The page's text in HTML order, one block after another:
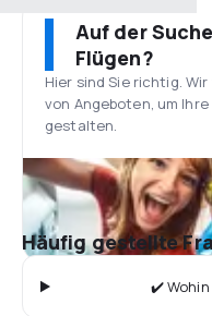
Auf der
Flügen?
Hier sind Sie richtig.
von Angeboten, um
gestalten.
Häufig gestellte
✔️